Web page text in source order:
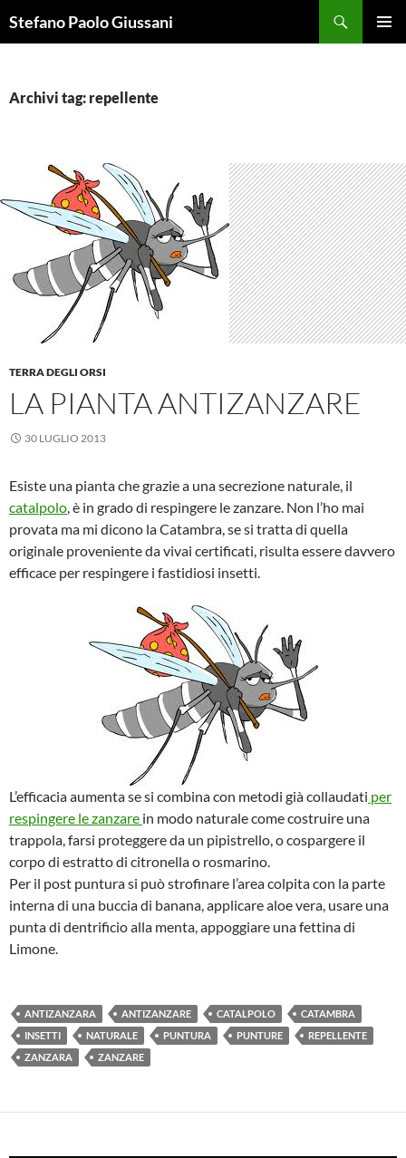
alStefano Paolo Giussani
Archivi tag: repellente
TERRA DEGLI ORSI
LA PIANTA ANTIZANZARE
30 LUGLIO 2013
Esiste una pianta che grazie a una secrezione naturale, il
catalpolo, è in grado di respingere le zanzare. Non l’ho mai
provata ma mi dicono la Catambra, se si tratta di quella
originale proveniente da vivai certificati, risulta essere davvero
efficace per respingere i fastidiosi insetti.
L’efficacia aumenta se si combina con metodi già collaudati per
respingere le zanzare in modo naturale come costruire una
trappola, farsi proteggere da un pipistrello, o cospargere il
corpo di estratto di citronella o rosmarino.
Per il post puntura si può strofinare l’area colpita con la parte
interna di una buccia di banana, applicare aloe vera, usare una
punta di dentrificio alla menta, appoggiare una fettina di
Limone.
ANTIZANZARA ANTIZANZARE CATALPOLO
CATAMBRA
INSETTI
NATURALE PUNTURA PUNTURE
REPELLENTE
ZANZARA
ZANZARE